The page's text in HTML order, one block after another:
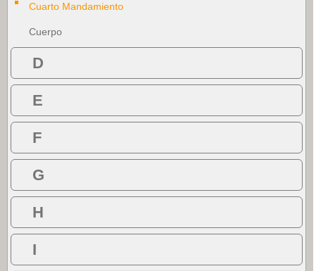
Cuarto Mandamiento
Cuerpo
D
E
F
G
H
I